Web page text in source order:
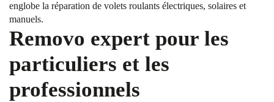
englobe la réparation de volets roulants électriques, solaires et
manuels.
Removo expert pour les
particuliers et les
professionnels